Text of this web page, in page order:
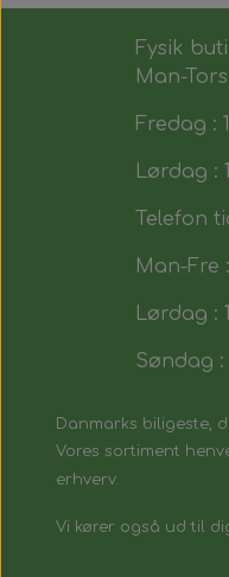
Fysik
Man-Tors
Fredag :
Lørdag :
Telefon
Man-Fre
Lørdag :
Søndag
Danmarks biligeste,
Vores sortiment
erhverv.
Vi kører også ud til